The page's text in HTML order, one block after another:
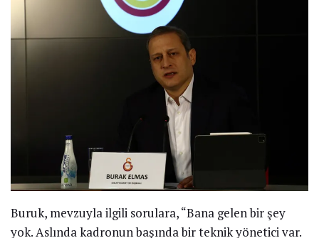
Buruk, mevzuyla ilgili sorulara, “Bana gelen bir şey
yok. Aslında kadronun başında bir teknik yönetici var.